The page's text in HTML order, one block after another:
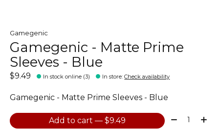
Gamegenic
Gamegenic - Matte Prime
Sleeves - Blue
$9.49 In stock online (3) In store:Check availability
Gamegenic - Matte Prime Sleeves - Blue
Add to cart — $9.49 Quantity: